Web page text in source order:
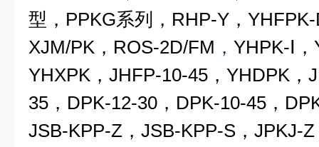
型， PPKG系列， RHP-Y ，
XJM/PK ， ROS-2D/FM ， YHPK-Ⅰ
YHXPK， JHFP-10-45 ， YHDPK ，
35，DPK-12-30，DPK-10-45，
JSB-KPP-Z，JSB-KPP-S，JPKJ-